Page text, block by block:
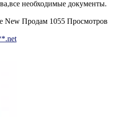
необходимые документы.
New Продам 1055 Просмотров